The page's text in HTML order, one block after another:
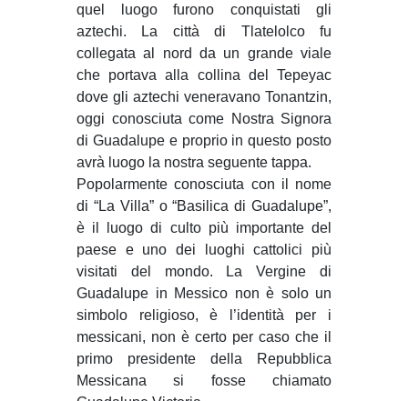
quel luogo furono conquistati gli
aztechi. La città di Tlatelolco fu
collegata al nord da un grande viale
che portava alla collina del Tepeyac
dove gli aztechi veneravano Tonantzin,
oggi conosciuta come Nostra Signora
di Guadalupe e proprio in questo posto
avrà luogo la nostra seguente tappa.
Popolarmente conosciuta con il nome
di “La Villa” o “Basilica di Guadalupe”,
è il luogo di culto più importante del
paese e uno dei luoghi cattolici più
visitati del mondo. La Vergine di
Guadalupe in Messico non è solo un
simbolo religioso, è l’identità per i
messicani, non è certo per caso che il
primo presidente della Repubblica
Messicana si fosse chiamato